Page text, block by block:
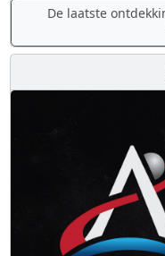
De laatste